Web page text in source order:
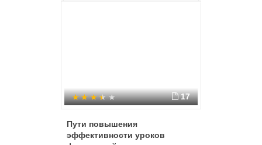
17
Пути повышения
эффективности уроков